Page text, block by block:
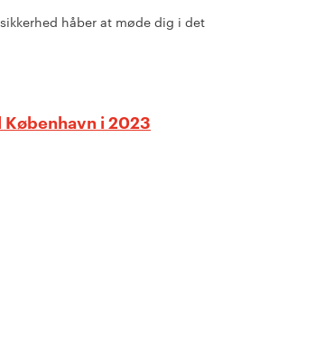
håber at møde dig i det
i 2023